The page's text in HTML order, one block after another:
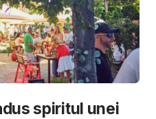
spiritul unei